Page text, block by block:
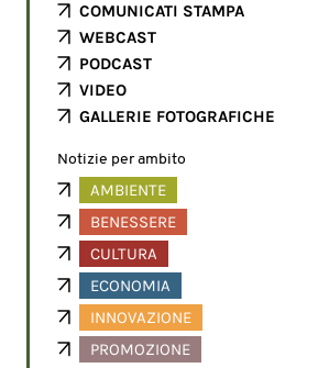
COMUNICATI STAMPA
WEBCAST
PODCAST
VIDEO
GALLERIE FOTOGRAFICHE
Notizie per ambito
AMBIENTE
BENESSERE
CULTURA
ECONOMIA
INNOVAZIONE
PROMOZIONE